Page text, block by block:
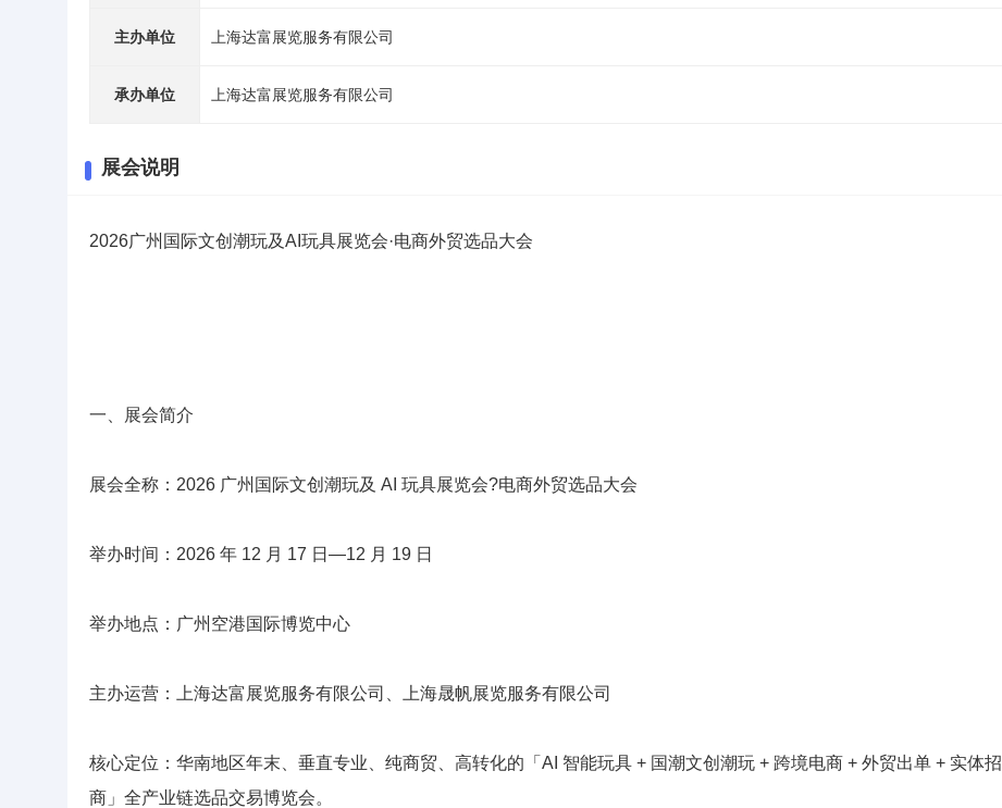
主办单位 上海达富展览服务有限公司
承办单位 上海达富展览服务有限公司
展会说明
2026广州国际文创潮玩及AI玩具展览会·电商外贸选品大会
一、展会简介
展会全称：2026 广州国际文创潮玩及 AI 玩具展览会?电商外贸选品大会
举办时间：2026 年 12 月 17 日—12 月 19 日
举办地点：广州空港国际博览中心
主办运营：上海达富展览服务有限公司、上海晟帆展览服务有限公司
核心定位：华南地区年末、垂直专业、纯商贸、高转化的「AI 智能玩具 + 国潮文创潮玩 + 跨境电商 + 外贸出单 + 实体招
商」全产业链选品交易博览会。